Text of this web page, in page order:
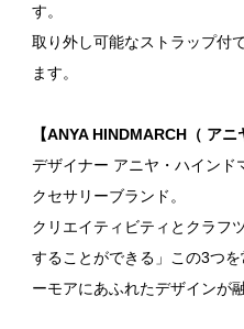
す。
取り外し可能なストラップ付
ます。
【ANYA HINDMARCH（ アニ
デザイナー アニヤ・ハインド
クセサリーブランド。
クリエイティビティとクラフ
することができる」この3つ
ーモアにあふれたデザインが